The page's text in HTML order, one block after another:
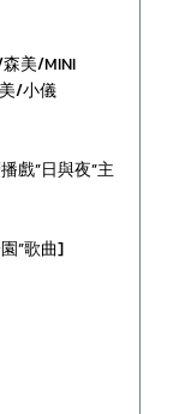
美/MINI
/小儀
戲”日與夜”主
”歌曲]